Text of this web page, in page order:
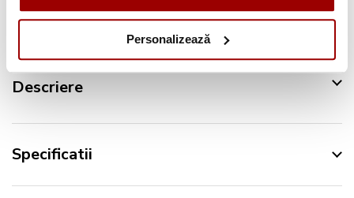
Personalizează
Descriere
Specificatii